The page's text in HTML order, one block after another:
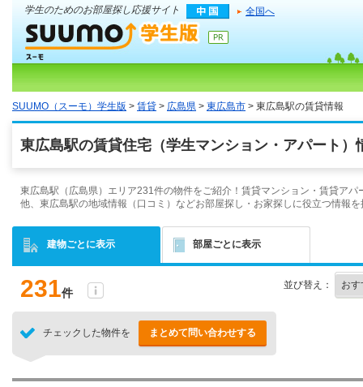
学生のためのお部屋探し応援サイト 全国へ
SUUMO（スーモ）学生版 > 賃貸 > 広島県 > 東広島市 > 東広島駅の賃貸情報
東広島駅の賃貸住宅（学生マンション・アパート）
東広島駅（広島県）エリア231件の物件をご紹介！賃貸マンション・賃貸ア
他、東広島駅の地域情報（口コミ）などお部屋探し・お家探しに役立つ情報
建物ごとに表示 部屋ごとに表示
231件
並び替え：
チェックした物件を まとめて問い合わせする